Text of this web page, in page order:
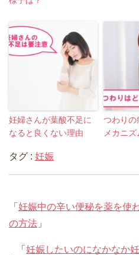
妊婦さんが葉酸不足に
なると良くない理由
つわりの
メカニズ
タグ : 妊娠
「 妊娠中の辛い便秘を薬を使
の方法 」
「 妊娠したいのになかなか